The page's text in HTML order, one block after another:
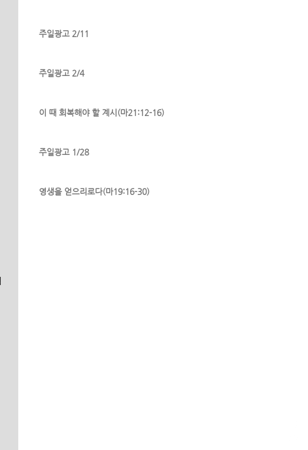
주일광고 2/11
주일광고 2/4
이 때 회복해야 할 계시(마21:12-16)
주일광고 1/28
영생을 얻으리로다(마19:16-30)